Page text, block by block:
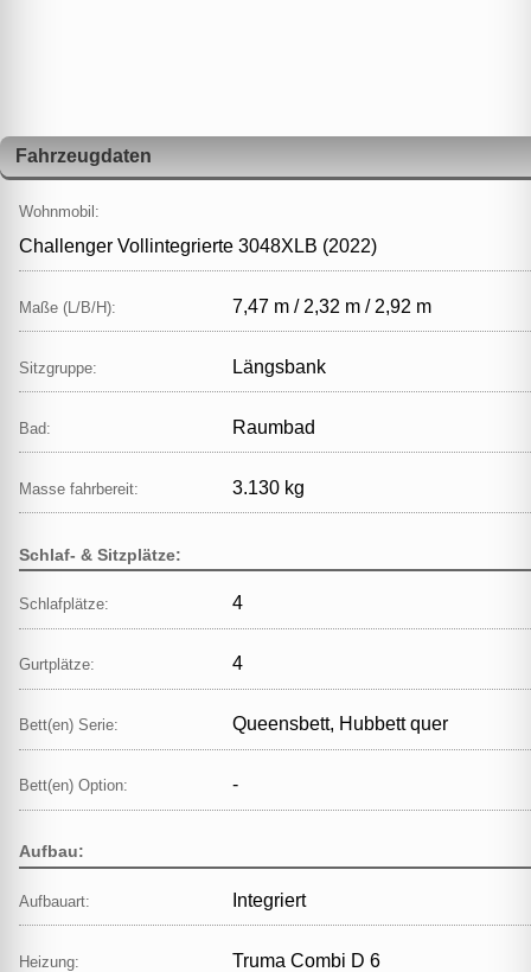
Fahrzeugdaten
Wohnmobil:
Challenger Vollintegrierte 3048XLB (2022)
Maße (L/B/H): 7,47 m / 2,32 m / 2,92 m
Sitzgruppe: Längsbank
Bad: Raumbad
Masse fahrbereit: 3.130 kg
Schlaf- & Sitzplätze:
Schlafplätze: 4
Gurtplätze: 4
Bett(en) Serie: Queensbett, Hubbett quer
Bett(en) Option: -
Aufbau:
Aufbauart: Integriert
Heizung: Truma Combi D 6